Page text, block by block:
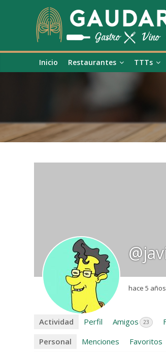
Inicio Restaurantes TTTs
hace 5 años
Actividad Perfil Amigos 23
Personal
Menciones Favoritos